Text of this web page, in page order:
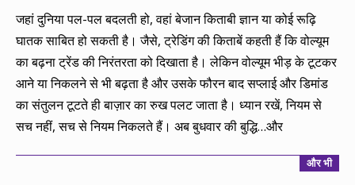
06-
जहां दुनिया पल-पल बदलती हो, वहां बेजान किताबी ज्ञान या कोई रूढ़ि
घातक साबित हो सकती है। जैसे, ट्रेडिंग की किताबें कहती हैं कि वोल्यूम
का बढ़ना ट्रेंड की निरंतरता को दिखाता है। लेकिन वोल्यूम भीड़ के टूटकर
आने या निकलने से भी बढ़ता है और उसके फौरन बाद सप्लाई और डिमांड
का संतुलन टूटते ही बाज़ार का रुख पलट जाता है। ध्यान रखें, नियम से
सच नहीं, सच से नियम निकलते हैं। अब बुधवार की बुद्धि…और
और भी